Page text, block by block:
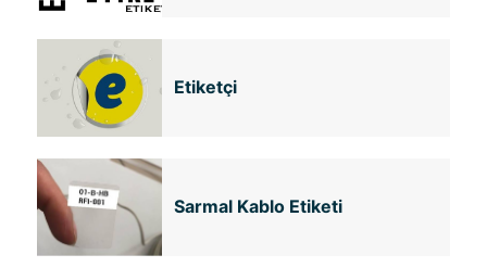
Etiketçi
Sarmal Kablo Etiketi